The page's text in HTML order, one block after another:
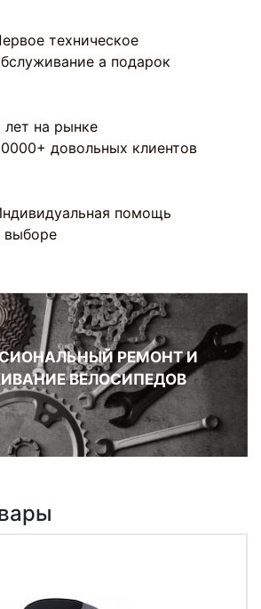
техническое
а подарок
лет на рынке
довольных клиентов
помощь
выборе
РЕМОНТ И
ВЕЛОСИПЕДОВ